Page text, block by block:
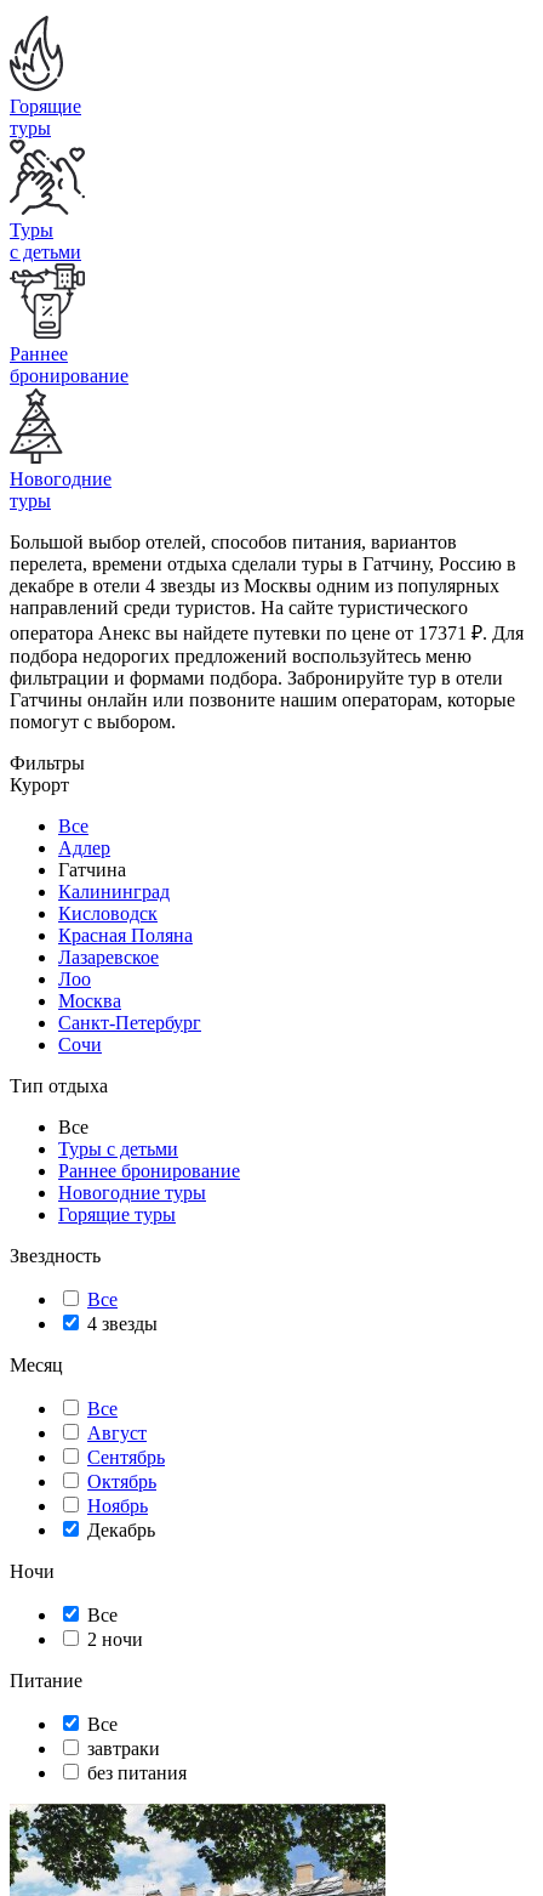
Горящие
туры
Туры
с детьми
Раннее
бронирование
Новогодние
туры
Большой выбор отелей, способов питания, вариантов
перелета, времени отдыха сделали туры в Гатчину, Россию в
декабре в отели 4 звезды из Москвы одним из популярных
направлений среди туристов. На сайте туристического
оператора Анекс вы найдете путевки по цене от 17371 ₽. Для
подбора недорогих предложений воспользуйтесь меню
фильтрации и формами подбора. Забронируйте тур в отели
Гатчины онлайн или позвоните нашим операторам, которые
помогут с выбором.
Фильтры
Курорт
Все
Адлер
Гатчина
Калининград
Кисловодск
Красная Поляна
Лазаревское
Лоо
Москва
Санкт-Петербург
Сочи
Тип отдыха
Все
Туры с детьми
Раннее бронирование
Новогодние туры
Горящие туры
Звездность
Все
4 звезды
Месяц
Все
Август
Сентябрь
Октябрь
Ноябрь
Декабрь
Ночи
Все
2 ночи
Питание
Все
завтраки
без питания